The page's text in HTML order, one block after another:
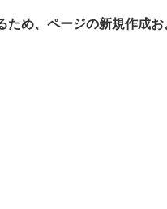
ため、ページの新規作成